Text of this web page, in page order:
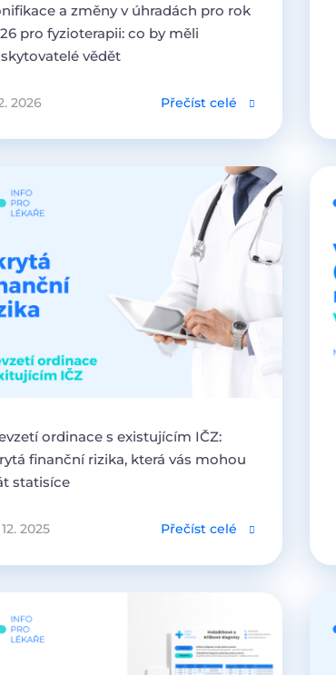
a změny v úhradách pro rok
pro fyzioterapii: co by měli
vědět
2026 Přečíst celé
ordinace s existujícím IČZ:
finanční rizika, která vás mohou
statisíce
12. 2025 Přečíst celé